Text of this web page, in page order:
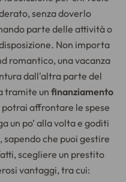
senza doverlo
parte delle attività o
Non importa
romantico, una vacanza
dall'altra parte del
tramite un finanziamento
potrai affrontare le spese
un po’ alla volta e goditi
che puoi gestire
scegliere un prestito
vantaggi, tra cui: